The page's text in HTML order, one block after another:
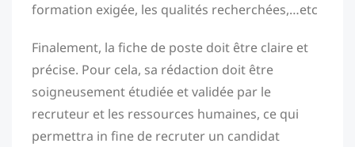
formation exigée, les qualités recherchées,…etc
Finalement, la fiche de poste doit être claire et
précise. Pour cela, sa rédaction doit être
soigneusement étudiée et validée par le
recruteur et les ressources humaines, ce qui
permettra in fine de recruter un candidat